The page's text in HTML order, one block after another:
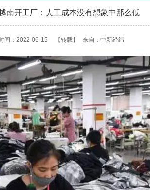
南开工厂：人工成本没有想象中那么低
间：2022-06-15 【转载】 来自： 中新经纬